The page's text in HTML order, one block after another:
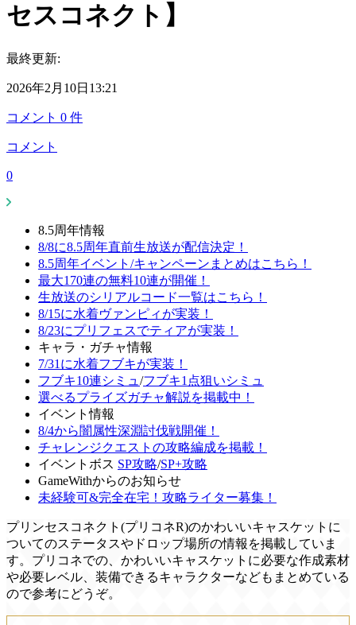
セスコネクト】
最終更新:
2026年2月10日13:21
コメント 0 件
コメント
0
8.5周年情報
8/8に8.5周年直前生放送が配信決定！
8.5周年イベント/キャンペーンまとめはこちら！
最大170連の無料10連が開催！
生放送のシリアルコード一覧はこちら！
8/15に水着ヴァンピィが実装！
8/23にプリフェスでティアが実装！
キャラ・ガチャ情報
7/31に水着フブキが実装！
フブキ10連シミュ /フブキ1点狙いシミュ
選べるプライズガチャ解説を掲載中！
イベント情報
8/4から闇属性深淵討伐戦開催！
チャレンジクエストの攻略編成を掲載！
イベントボス SP攻略/SP+攻略
GameWithからのお知らせ
未経験可&完全在宅！攻略ライター募集！
プリンセスコネクト(プリコネR)のかわいいキャスケットに
ついてのステータスやドロップ場所の情報を掲載していま
す。プリコネでの、かわいいキャスケットに必要な作成素材
や必要レベル、装備できるキャラクターなどもまとめている
ので参考にどうぞ。